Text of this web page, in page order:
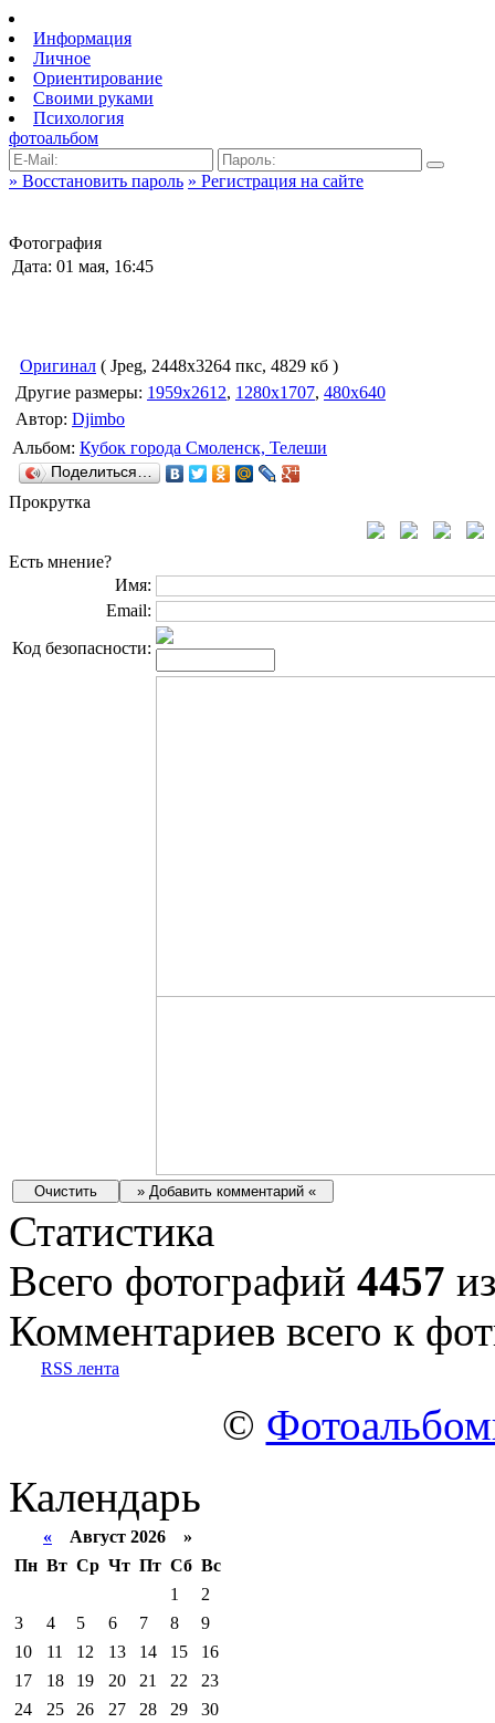
Информация
Личное
Ориентирование
Своими руками
Психология
фотоальбом
» Восстановить пароль » Регистрация на сайте
Фотография
Дата: 01 мая, 16:45
Оригинал ( Jpeg, 2448x3264 пкс, 4829 кб )
Другие размеры: 1959x2612, 1280x1707, 480x640
Автор: Djimbo
Альбом: Кубок города Смоленск, Телеши
Поделиться…
Прокрутка
Есть мнение?
Имя:
Email:
Код безопасности:
Статистика
Всего фотографий 4457
Комментариев всего к
RSS лента
©
Календарь
« Август 2026 »
Пн Вт Ср Чт Пт Сб Вс
1
2
3
4 5 6 7 8
9
10
11 12 13 14 15
16
17
18 19 20 21 22
23
24
25 26 27 28 29
30